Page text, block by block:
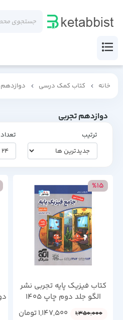
خانه کتاب کمک درسی دوازدهم
دوازدهم تجربی
ترتیب
کتاب فیزیک پایه تجربی نشر
الگو جلد دوم چاپ 1405
%15
1,350,000
1,147,500تومان